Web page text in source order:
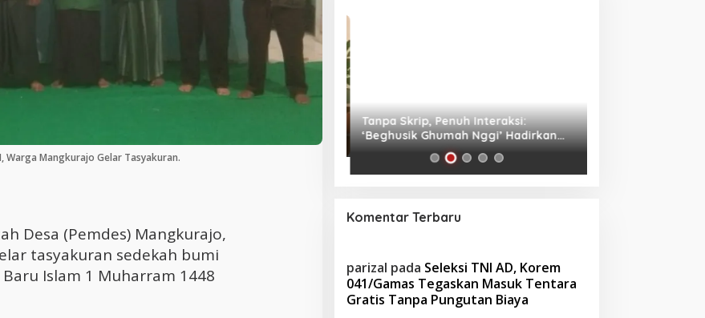
Warga Mangkurajo Gelar Tasyakuran.
Desa (Pemdes) Mangkurajo,
tasyakuran sedekah bumi
Islam 1 Muharram 1448
Cara Efektif Mengelola Waktu untuk
Tanpa Skrip, Penuh Interaksi:
‘Beghusik Ghumah Nggi’ Hadirkan
Ruang Digital Seperti Rumah Sendiri
Komentar Terbaru
parizal pada Seleksi TNI AD, Korem
041/Gamas Tegaskan Masuk Tentara
Gratis Tanpa Pungutan Biaya